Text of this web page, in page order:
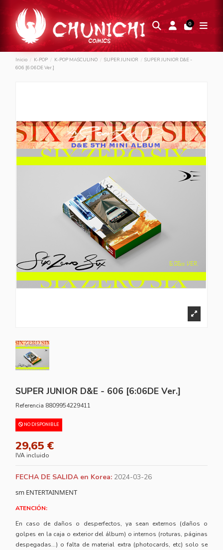
0
Inicio K-POP K-POP MASCULINO SUPER JUNIOR
SUPER JUNIOR D&E -
606 [6:06DE Ver.]
SUPER JUNIOR D&E - 606 [6:06DE Ver.]
Referencia 8809954229411
NO DISPONIBLE
29,65 €
IVA incluido
FECHA DE SALIDA en Korea: 2024-03-26
sm ENTERTAINMENT
ATENCIÓN:
En caso de daños o desperfectos, ya sean externos (daños o
golpes en la caja o exterior del álbum) o internos (roturas, páginas
despegadas...) o falta de material extra (photocards, etc) solo se